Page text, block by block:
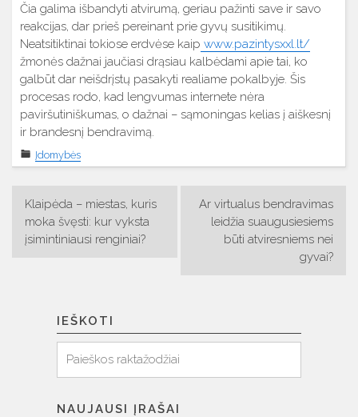
Čia galima išbandyti atvirumą, geriau pažinti save ir savo
reakcijas, dar prieš pereinant prie gyvų susitikimų.
Neatsitiktinai tokiose erdvėse kaip www.pazintysxxl.lt/
žmonės dažnai jaučiasi drąsiau kalbėdami apie tai, ko
galbūt dar neišdrįstų pasakyti realiame pokalbyje. Šis
procesas rodo, kad lengvumas internete nėra
paviršutiniškumas, o dažnai – sąmoningas kelias į aiškesnį
ir brandesnį bendravimą.
Įdomybės
Navigacija
tarp
įrašų
Klaipėda – miestas, kuris
moka švęsti: kur vyksta
įsimintiniausi renginiai?
Ar virtualus bendravimas
leidžia suaugusiesiems
būti atviresniems nei
gyvai?
IEŠKOTI
Ieškoti
NAUJAUSI ĮRAŠAI